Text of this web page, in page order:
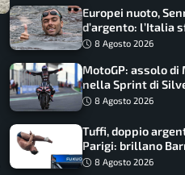
Europei nuoto,
d’argento: l’Italia
nella staffetta,
8 Agosto 2026
MotoGP: assolo di
nella Sprint di
trionfo totale
8 Agosto 2026
Tuffi, doppio
Parigi: brillano
Cosetti
8 Agosto 2026